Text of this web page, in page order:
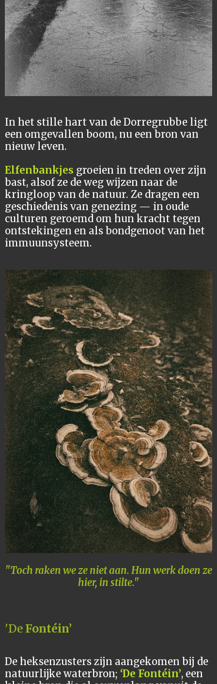
In het stille hart van de Dorregrubbe ligt
een omgevallen boom, nu een bron van
nieuw leven.
Elfenbankjes groeien in treden over zijn
bast, alsof ze de weg wijzen naar de
kringloop van de natuur. Ze dragen een
geschiedenis van genezing — in oude
culturen geroemd om hun kracht tegen
ontstekingen en als bondgenoot van het
immuunsysteem.
"Toch raken we ze niet aan. Hun werk doen ze
hier, in stilte."
'De Fontéin’
De heksenzusters zijn aangekomen bij de
natuurlijke waterbron; ‘De Fontéin’, een